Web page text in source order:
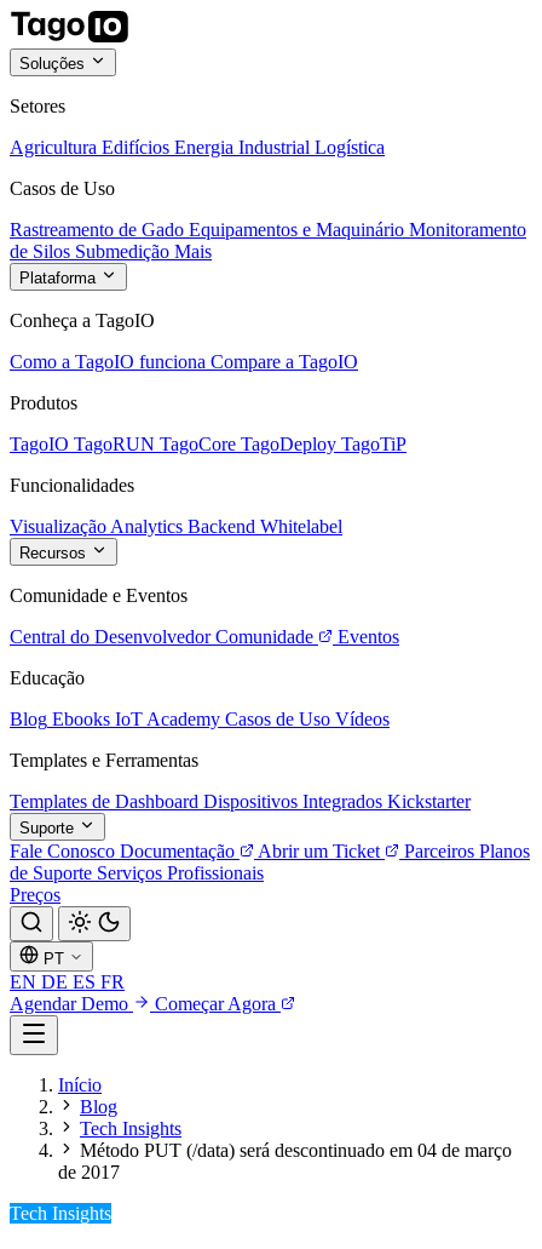
Soluções
Setores
Agricultura Edifícios Energia Industrial Logística
Casos de Uso
Rastreamento de Gado Equipamentos e Maquinário Monitoramento
de Silos Submedição Mais
Plataforma
Conheça a TagoIO
Como a TagoIO funciona Compare a TagoIO
Produtos
TagoIO TagoRUN TagoCore TagoDeploy TagoTiP
Funcionalidades
Visualização Analytics Backend Whitelabel
Recursos
Comunidade e Eventos
Central do Desenvolvedor Comunidade
Eventos
Educação
Blog Ebooks IoT Academy Casos de Uso Vídeos
Templates e Ferramentas
Templates de Dashboard Dispositivos Integrados Kickstarter
Suporte
Fale Conosco Documentação Abrir um Ticket Parceiros Planos
de Suporte Serviços Profissionais
Preços
PT
EN DE ES FR
Agendar Demo
Começar Agora
Início
Blog
Tech Insights
Método PUT (/data) será descontinuado em 04 de março
de 2017
Tech Insights